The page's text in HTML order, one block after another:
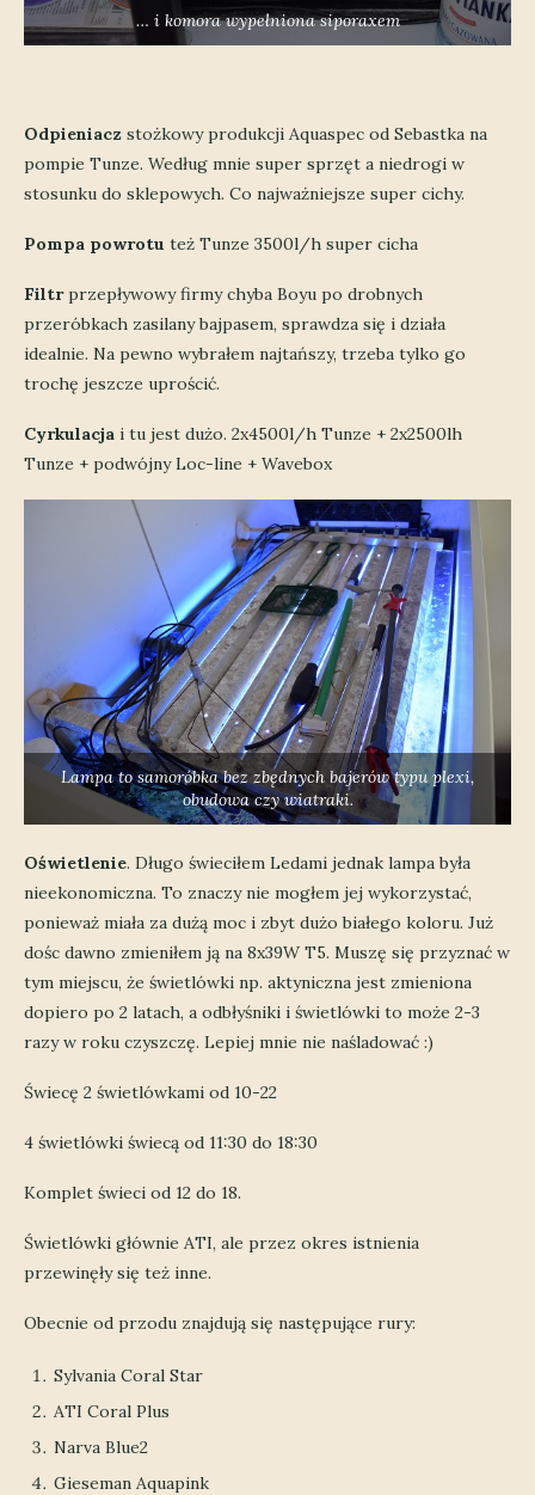
… i komora wypełniona siporaxem
Odpieniacz stożkowy produkcji Aquaspec od Sebastka na
pompie Tunze. Według mnie super sprzęt a niedrogi w
stosunku do sklepowych. Co najważniejsze super cichy.
Pompa powrotu też Tunze 3500l/h super cicha
Filtrprzepływowy firmy chyba Boyu po drobnych
przeróbkach zasilany bajpasem, sprawdza się i działa
idealnie. Na pewno wybrałem najtańszy, trzeba tylko go
trochę jeszcze uprościć.
Cyrkulacja i tu jest dużo. 2x4500l/h Tunze + 2x2500lh
Tunze + podwójny Loc-line + Wavebox
Lampa to samoróbka bez zbędnych bajerów typu plexi,
obudowa czy wiatraki.
Oświetlenie. Długo świeciłem Ledami jednak lampa była
nieekonomiczna. To znaczy nie mogłem jej wykorzystać,
ponieważ miała za dużą moc i zbyt dużo białego koloru. Już
dośc dawno zmieniłem ją na 8x39W T5. Muszę się przyznać w
tym miejscu, że świetlówki np. aktyniczna jest zmieniona
dopiero po 2 latach, a odbłyśniki i świetlówki to może 2-3
razy w roku czyszczę. Lepiej mnie nie naśladować :)
Świecę 2 świetlówkami od 10-22
4 świetlówki świecą od 11:30 do 18:30
Komplet świeci od 12 do 18.
Świetlówki głównie ATI, ale przez okres istnienia
przewinęły się też inne.
Obecnie od przodu znajdują się następujące rury:
Sylvania Coral Star
ATI Coral Plus
Narva Blue2
Gieseman Aquapink